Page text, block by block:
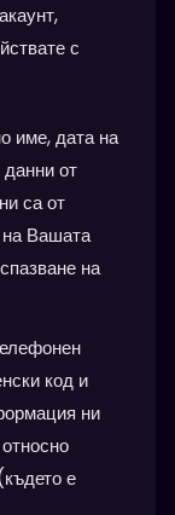
с
име, дата на
от
са от
на Вашата
на
код и
ни
е